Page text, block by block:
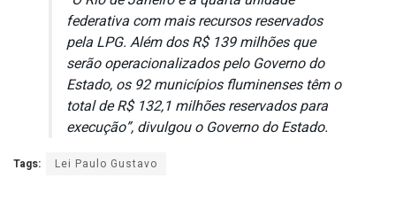
federativa com mais recursos reservados
pela LPG. Além dos R$ 139 milhões que
serão operacionalizados pelo Governo do
Estado, os 92 municípios fluminenses têm o
total de R$ 132,1 milhões reservados para
execução”, divulgou o Governo do Estado.
Tags: Lei Paulo Gustavo